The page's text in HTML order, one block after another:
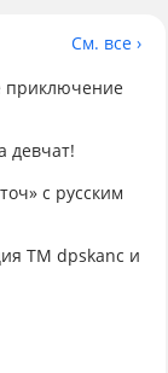
См. все ›
приключение
девчат!
с русским
TM dpskanc и